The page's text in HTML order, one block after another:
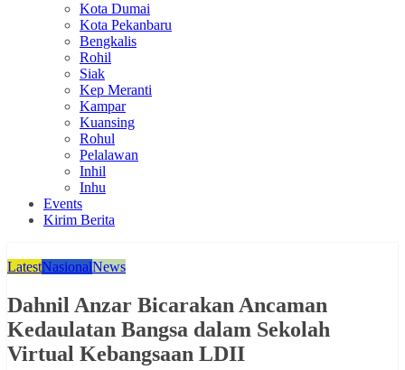
Kota Dumai
Kota Pekanbaru
Bengkalis
Rohil
Siak
Kep Meranti
Kampar
Kuansing
Rohul
Pelalawan
Inhil
Inhu
Events
Kirim Berita
LatestNasionalNews
Dahnil Anzar Bicarakan Ancaman
Kedaulatan Bangsa dalam Sekolah
Virtual Kebangsaan LDII